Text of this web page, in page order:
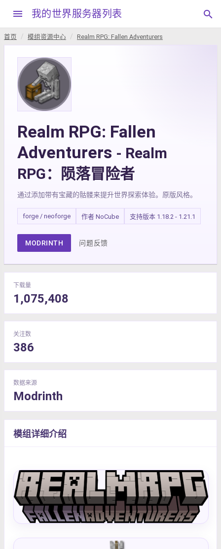
menu 我的世界服务器列表 search
首页 模组资源中心 Realm RPG: Fallen Adventurers
Realm RPG: Fallen
Adventurers - Realm
RPG：陨落冒险者
通过添加带有宝藏的骷髅来提升世界探索体验。原版风格。
forge / neoforge 作者 NoCube 支持版本 1.18.2 - 1.21.1
MODRINTH 问题反馈
下载量
1,075,408
关注数
386
数据来源
Modrinth
模组详细介绍